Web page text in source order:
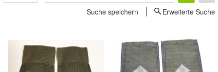
Suche speichern
Erweiterte Suche